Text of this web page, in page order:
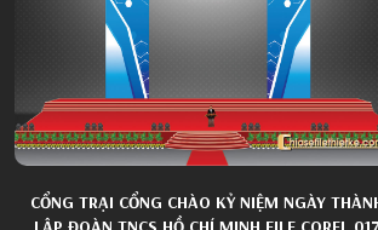
CỔNG TRẠI CỔNG CHÀO KỶ NIỆM NGÀY